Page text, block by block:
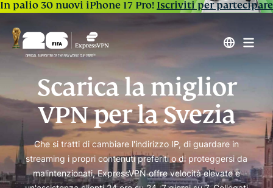
In palio 30 nuovi iPhone 17 Pro! Iscriviti per partecipare
Scarica la miglior
VPN per la Svezia
Che si tratti di cambiare l'indirizzo IP, di guardare in
streaming i propri contenuti preferiti o di proteggersi da
malintenzionati, ExpressVPN offre velocità elevate e